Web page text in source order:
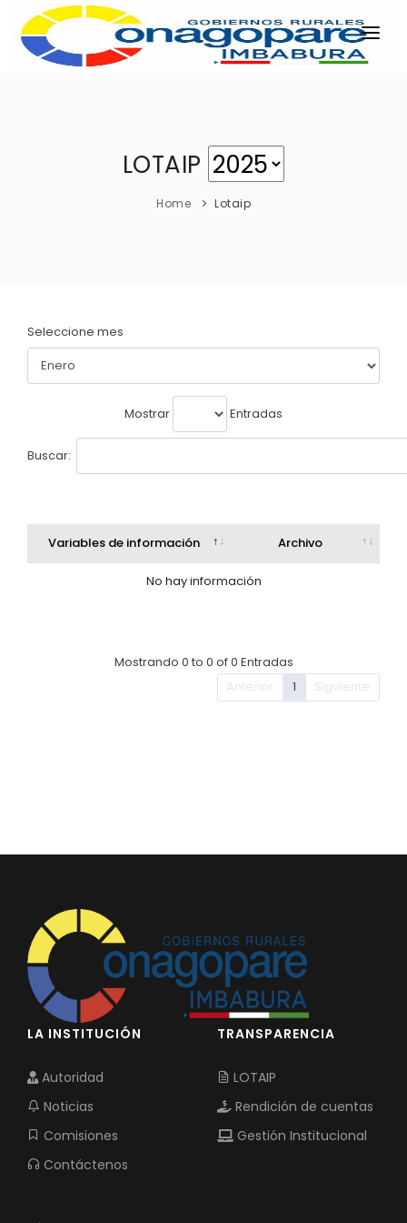
Plan Operativo Anual - POA
Gestión Institucional
Capacitaciones y talleres
EJECUCIÓN PRESUPUESTARIA
Información Presupuestaria
SOPORTE INSTITUCIONAL
Registro oficiales de creación parroquiales
LOTAIP
Home Lotaip
Seleccione mes
Mostrar Entradas
Buscar:
Variables de información Archivo
No hay información
Mostrando 0 to 0 of 0 Entradas
Anterior
1 Siguiente
LA INSTITUCIÓN
Autoridad
Noticias
Comisiones
Contáctenos
TRANSPARENCIA
LOTAIP
Rendición de cuentas
Gestión Institucional